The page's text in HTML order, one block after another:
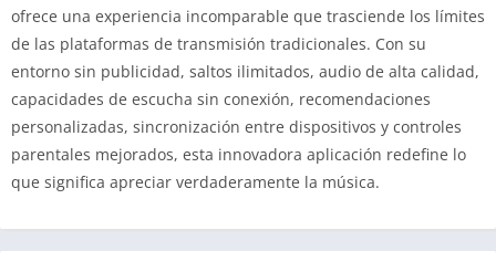
ofrece una experiencia incomparable que trasciende los límites
de las plataformas de transmisión tradicionales. Con su
entorno sin publicidad, saltos ilimitados, audio de alta calidad,
capacidades de escucha sin conexión, recomendaciones
personalizadas, sincronización entre dispositivos y controles
parentales mejorados, esta innovadora aplicación redefine lo
que significa apreciar verdaderamente la música.